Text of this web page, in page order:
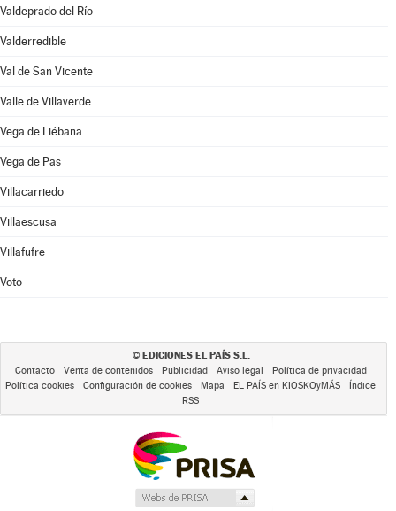
Valdeprado del Río
Valderredible
Val de San Vicente
Valle de Villaverde
Vega de Liébana
Vega de Pas
Villacarriedo
Villaescusa
Villafufre
Voto
© EDICIONES EL PAÍS S.L.
Contacto Venta de contenidos Publicidad Aviso legal
Política de privacidad
Política cookies
Configuración de cookies Mapa EL PAÍS en KIOSKOyMÁS
Índice
RSS